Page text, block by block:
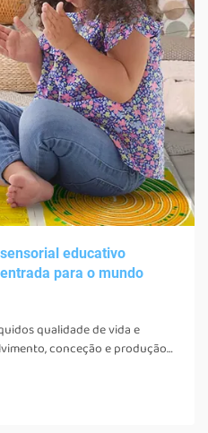
educativo
para o mundo
qualidade de vida e
conceção e produção